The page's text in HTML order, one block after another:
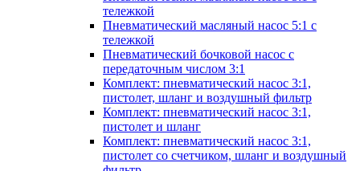
тележкой
Пневматический масляный насос 5:1 с
тележкой
Пневматический бочковой насос с
передаточным числом 3:1
Комплект: пневматический насос 3:1,
пистолет, шланг и воздушный фильтр
Комплект: пневматический насос 3:1,
пистолет и шланг
Комплект: пневматический насос 3:1,
пистолет со счетчиком, шланг и воздушный